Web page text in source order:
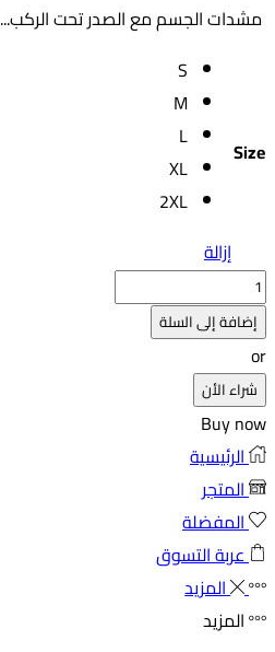
مشدات الجسم مع الصدر تحت الركب...
Size
S
M
L
XL
2XL
إزالة
كمية
مشدات
الجسم
مع
الصدر
تحت
الركبة
BB05
إضافة إلى السلة
or
شراء الأن
Buy now
الرئيسية
المتجر
المفضلة
عربة التسوق
المزيد
المزيد